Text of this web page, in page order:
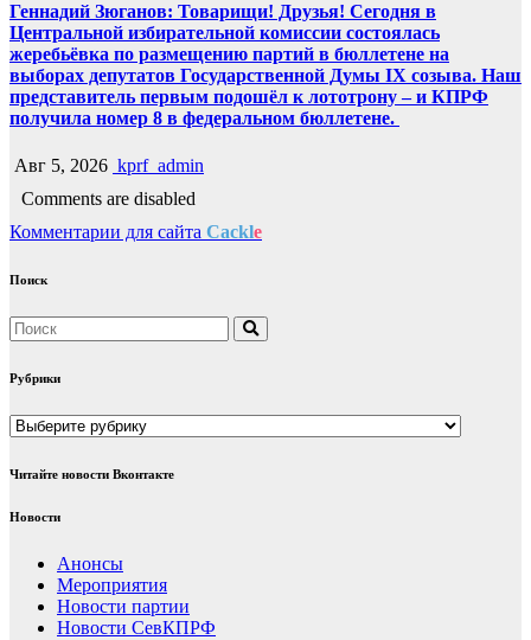
Геннадий Зюганов: Товарищи! Друзья! Сегодня в
Центральной избирательной комиссии состоялась
жеребьёвка по размещению партий в бюллетене на
выборах депутатов Государственной Думы IX созыва. Наш
представитель первым подошёл к лототрону – и КПРФ
получила номер 8 в федеральном бюллетене.
Авг 5, 2026 kprf_admin
Comments are disabled
Комментарии для сайта Cackle
Поиск
Рубрики
Рубрики
Читайте новости Вконтакте
Новости
Анонсы
Мероприятия
Новости партии
Новости СевКПРФ